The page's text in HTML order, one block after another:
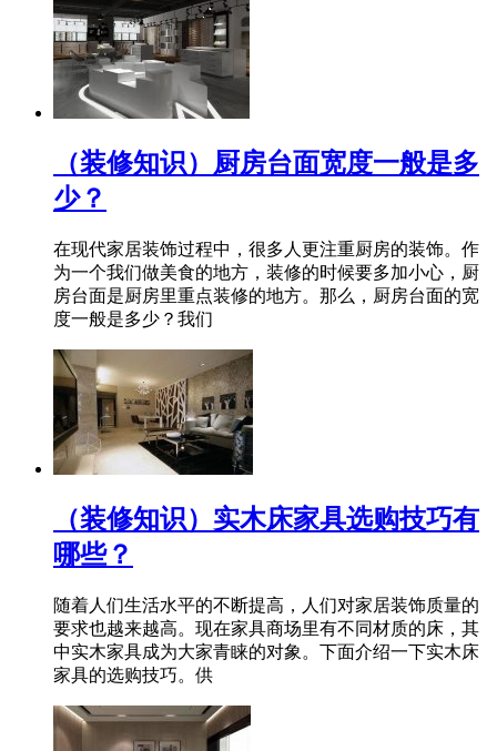
（装修知识）厨房台面宽度一般是多
少？
在现代家居装饰过程中，很多人更注重厨房的装饰。作
为一个我们做美食的地方，装修的时候要多加小心，厨
房台面是厨房里重点装修的地方。那么，厨房台面的宽
度一般是多少？我们
（装修知识）实木床家具选购技巧有
哪些？
随着人们生活水平的不断提高，人们对家居装饰质量的
要求也越来越高。现在家具商场里有不同材质的床，其
中实木家具成为大家青睐的对象。下面介绍一下实木床
家具的选购技巧。供